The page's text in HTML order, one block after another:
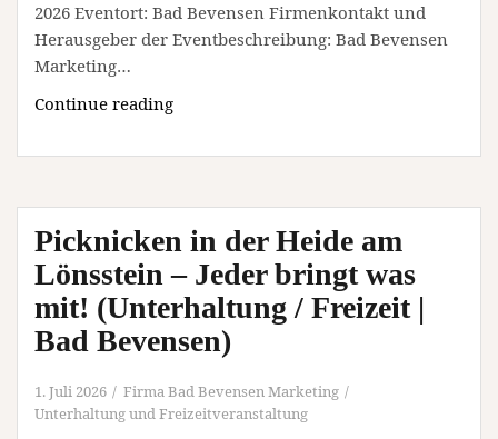
2026 Eventort: Bad Bevensen Firmenkontakt und
Herausgeber der Eventbeschreibung: Bad Bevensen
Marketing…
Continue readingYoga
/
|
Bad
Bevensen)
Picknicken in der Heide am
Lönsstein – Jeder bringt was
mit! (Unterhaltung / Freizeit |
Bad Bevensen)
1. Juli 2026
Firma Bad Bevensen Marketing
Unterhaltung und Freizeitveranstaltung